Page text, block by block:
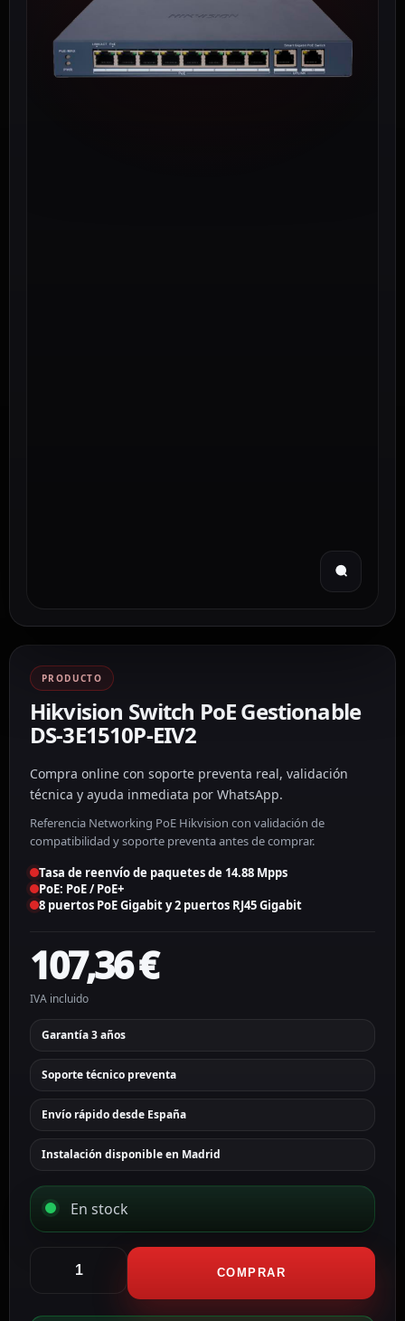
PRODUCTO
Hikvision Switch PoE Gestionable
DS-3E1510P-EIV2
Compra online con soporte preventa real, validación
técnica y ayuda inmediata por WhatsApp.
Referencia Networking PoE Hikvision con validación de
compatibilidad y soporte preventa antes de comprar.
Tasa de reenvío de paquetes de 14.88 Mpps
PoE: PoE / PoE+
8 puertos PoE Gigabit y 2 puertos RJ45 Gigabit
107,36€
IVA incluido
Garantía 3 años
Soporte técnico preventa
Envío rápido desde España
Instalación disponible en Madrid
En stock
Gestionable
COMPRAR